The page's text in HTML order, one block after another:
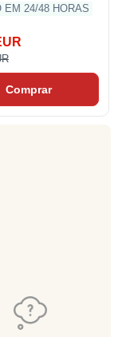
EM 24/48 HORAS
Comprar